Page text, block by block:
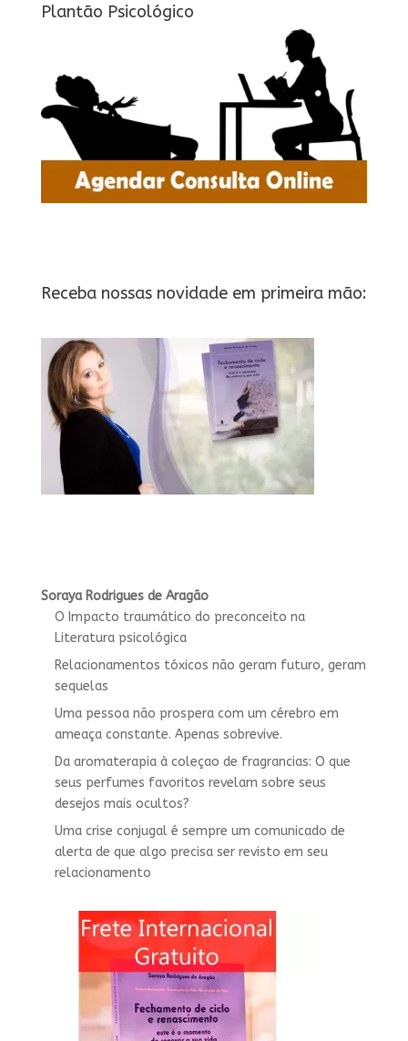
Plantão Psicológico
Receba nossas novidade em primeira mão:
Soraya Rodrigues de Aragão
O Impacto traumático do preconceito na
Literatura psicológica
Relacionamentos tóxicos não geram futuro, geram
sequelas
Uma pessoa não prospera com um cérebro em
ameaça constante. Apenas sobrevive.
Da aromaterapia à coleçao de fragrancias: O que
seus perfumes favoritos revelam sobre seus
desejos mais ocultos?
Uma crise conjugal é sempre um comunicado de
alerta de que algo precisa ser revisto em seu
relacionamento